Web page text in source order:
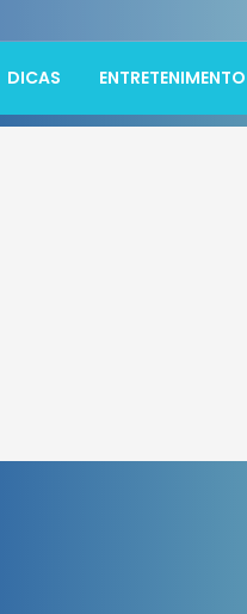
DICAS ENTRETENIMENTO